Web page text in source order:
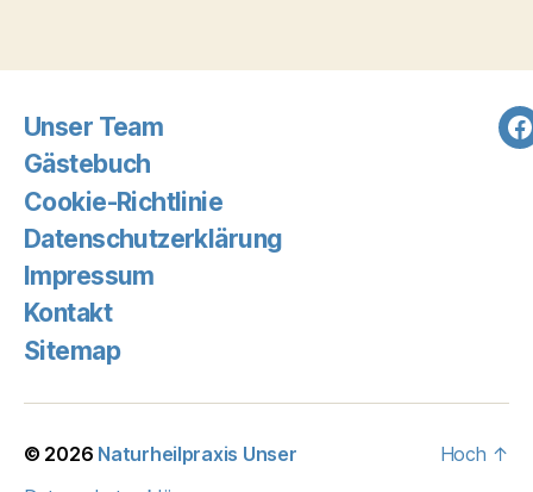
Unser Team
Gästebuch
Cookie-Richtlinie
Datenschutzerklärung
Impressum
Kontakt
Sitemap
© 2026 Naturheilpraxis Unser
Hoch ↑